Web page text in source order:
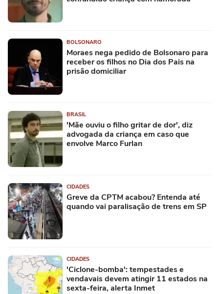
BOLSONARO
Moraes nega pedido de Bolsonaro para
receber os filhos no Dia dos Pais na
prisão domiciliar
BRASIL
'Mãe ouviu o filho gritar de dor', diz
advogada da criança em caso que
envolve Marco Furlan
CIDADES
Greve da CPTM acabou? Entenda até
quando vai paralisação de trens em SP
CIDADES
'Ciclone-bomba': tempestades e
vendavais devem atingir 11 estados na
sexta-feira, alerta Inmet